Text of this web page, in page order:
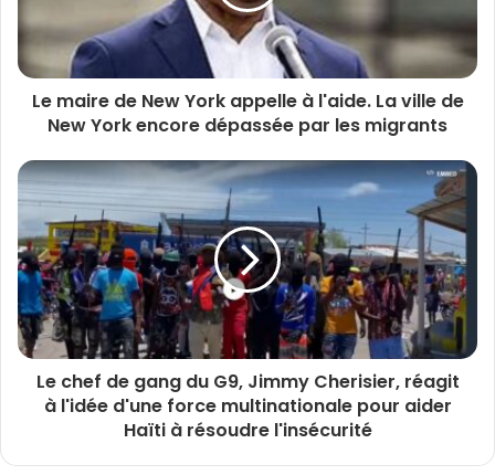
Le maire de New York appelle à l'aide. La ville de
New York encore dépassée par les migrants
Le chef de gang du G9, Jimmy Cherisier, réagit
à l'idée d'une force multinationale pour aider
Haïti à résoudre l'insécurité